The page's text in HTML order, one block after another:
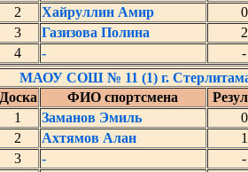
2
Хайруллин Амир
0
3
Газизова Полина
2
4
- -
МАОУ СОШ № 11 (1) г.
Доска
ФИО спортсмена
1
Заманов Эмиль
0
2
Ахтямов Алан
1
3
-
-